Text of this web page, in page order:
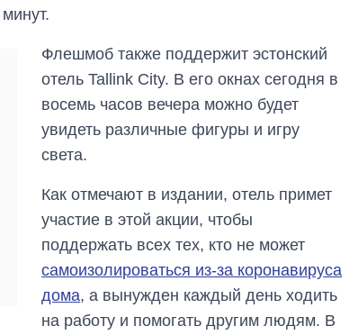
Флешмоб также поддержит эстонский
отель Tallink City. В его окнах сегодня в
восемь часов вечера можно будет
увидеть различные фигуры и игру
света.
Как отмечают в издании, отель примет
участие в этой акции, чтобы
поддержать всех тех, кто не может
самоизолироваться из-за коронавируса
дома, а вынужден каждый день ходить
на работу и помогать другим людям. В
Восемь
массированных
главной целью рф